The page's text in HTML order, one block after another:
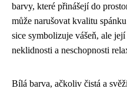
barvy, které přinášejí do
může narušovat kvalitu
sice symbolizuje vášeň, ale
neklidnosti a neschopnosti
Bílá barva, ačkoliv čistá a